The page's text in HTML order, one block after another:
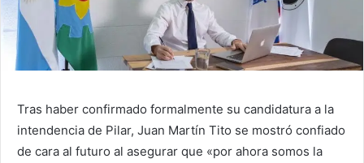
Tras haber confirmado formalmente su candidatura a la
intendencia de Pilar, Juan Martín Tito se mostró confiado
de cara al futuro al asegurar que «por ahora somos la